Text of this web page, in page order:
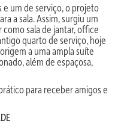
um de serviço, o projeto
a sala. Assim, surgiu um
sala de jantar, office
quarto de serviço, hoje
a uma ampla suíte
além de espaçosa,
para receber amigos e